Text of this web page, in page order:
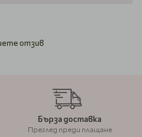
отзив
Бърза доставка
Преглед преди плащане